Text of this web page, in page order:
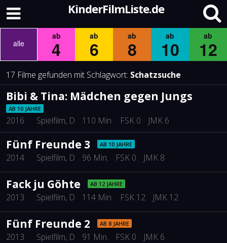
KinderFilmListe.de
alle
ab
4
ab
6
ab
8
ab
10
ab
12
17 Filme gefunden mit Schlagwort: Schatzsuche
Bibi & Tina: Mädchen gegen Jungs
AB 10 JAHRE
2016 Spielfilm, D 110 Min. FSK 0 JMK 6
Fünf Freunde 3 AB 10 JAHRE
2014 Spielfilm, D 96 Min. FSK 0 JMK 8
Fack ju Göhte AB 12 JAHRE
2013 Spielfilm, D 114 Min. FSK 12 JMK 12
Fünf Freunde 2 AB 8 JAHRE
2013 Spielfilm, D 91 Min. FSK 0 JMK 6